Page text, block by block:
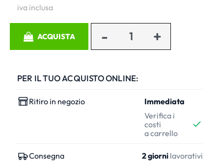
iva inclusa
ACQUISTA
PER IL TUO ACQUISTO ONLINE:
Ritiro in negozio
Immediata
Verifica i
costi
a carrello
Consegna 2 giorni lavorativi